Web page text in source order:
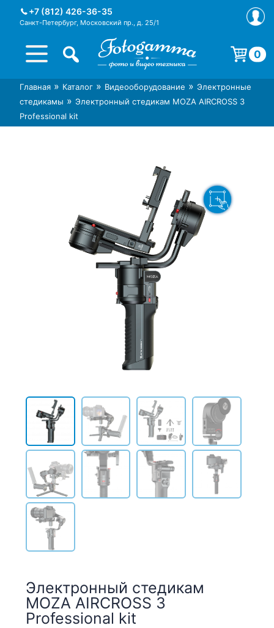
+7 (812) 426-36-35
Санкт-Петербург, Московский пр., д. 25/1
Интернет-магазин фототехники
Foto-Gamma в СПб
Магазин фотоаксессуаров foto-
gamma.ru
0
Корзина пуста.
Главная » Каталог » Видеооборудование » Электронные
стедикамы » Электронный стедикам MOZA AIRCROSS 3
Professional kit
Электронный стедикам
MOZA AIRCROSS 3
Professional kit